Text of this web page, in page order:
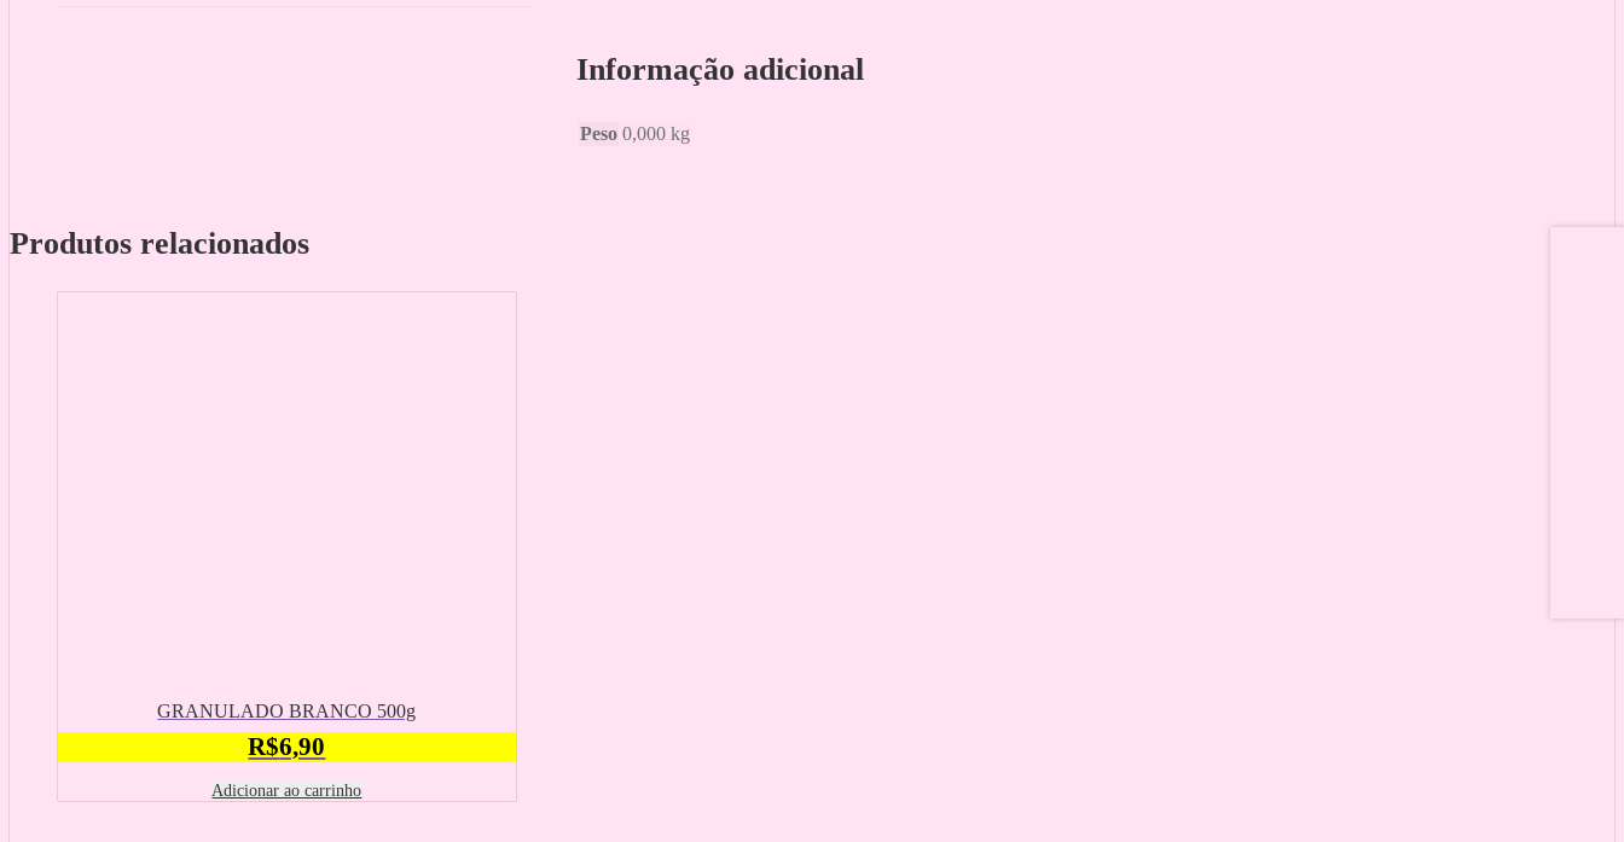
Informação adicional
Peso 0,000 kg
Produtos relacionados
GRANULADO BRANCO 500g
R$6,90
Adicionar ao carrinho